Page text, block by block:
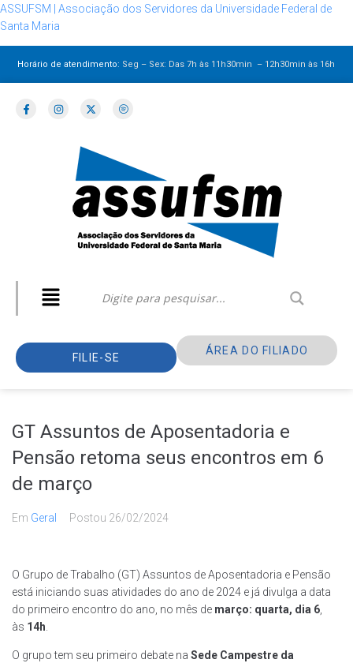
ASSUFSM | Associação dos Servidores da Universidade Federal de
Santa Maria
Horário de atendimento: Seg – Sex: Das 7h às 11h30min – 12h30minàs 16h
FILIE-SE
ÁREA DO FILIADO
GT Assuntos de Aposentadoria e
Pensão retoma seus encontros em 6
de março
Em Geral Postou 26/02/2024
O Grupo de Trabalho (GT) Assuntos de Aposentadoria e Pensão
está iniciando suas atividades do ano de 2024 e já divulga a data
do primeiro encontro do ano, no mês de março: quarta, dia 6,
às 14h.
O grupo tem seu primeiro debate na Sede Campestre da